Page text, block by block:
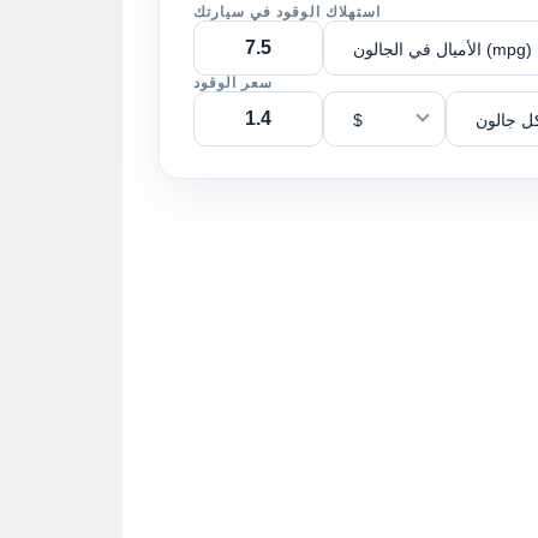
استهلاك الوقود في سيارتك
الأميال في الجالون (mpg)
سعر الوقود
$ جالون